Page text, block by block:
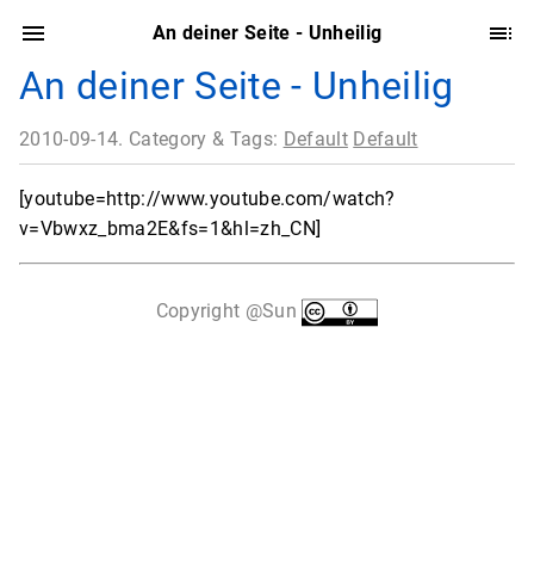
An deiner Seite - Unheilig
An deiner Seite - Unheilig
2010-09-14. Category & Tags: Default Default
[youtube=http://www.youtube.com/watch?
v=Vbwxz_bma2E&fs=1&hl=zh_CN]
Copyright @Sun